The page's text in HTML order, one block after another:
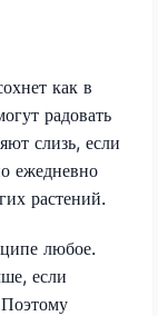
как в
радовать
слизь, если
ежедневно
растений.
любое.
если
Поэтому